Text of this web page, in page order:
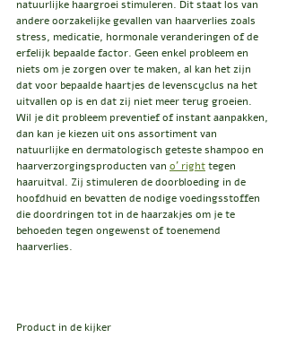
natuurlijke haargroei stimuleren. Dit staat los van
andere oorzakelijke gevallen van haarverlies zoals
stress, medicatie, hormonale veranderingen of de
erfelijk bepaalde factor. Geen enkel probleem en
niets om je zorgen over te maken, al kan het zijn
dat voor bepaalde haartjes de levenscyclus na het
uitvallen op is en dat zij niet meer terug groeien.
Wil je dit probleem preventief of instant aanpakken,
dan kan je kiezen uit ons assortiment van
natuurlijke en dermatologisch geteste shampoo en
haarverzorgingsproducten van o' right tegen
haaruitval. Zij stimuleren de doorbloeding in de
hoofdhuid en bevatten de nodige voedingsstoffen
die doordringen tot in de haarzakjes om je te
behoeden tegen ongewenst of toenemend
haarverlies.
Product in de kijker